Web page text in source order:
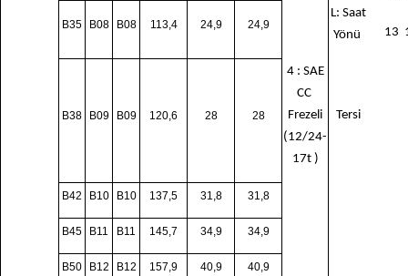
13
B35 B08 B08 113,4 24,9 24,9
L: Saat
Yönü
B38 B09 B09 120,6 28 28
4 : SAE
CC
Frezeli
(12/24-
17t )
Tersi
B42 B10 B10 137,5 31,8 31,8
B45 B11 B11 145,7 34,9 34,9
B50 B12 B12 157,9 40,9 40,9